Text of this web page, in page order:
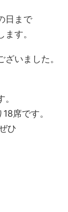
日まで
す。
いました。
席です。
ひ